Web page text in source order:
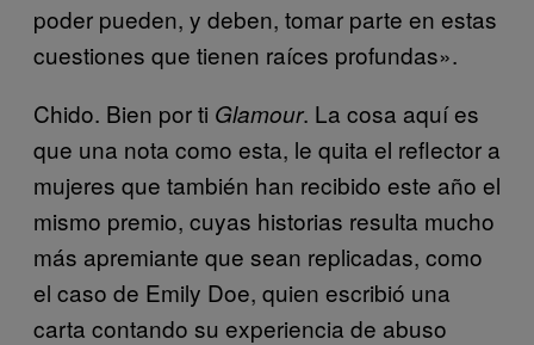
poder pueden, y deben, tomar parte en estas
cuestiones que tienen raíces profundas».
​Chido. Bien por ti Glamour. La cosa aquí es
que una nota como esta, le quita el reflector a
mujeres que también han recibido este año el
mismo premio, cuyas historias resulta mucho
más apremiante que sean replicadas, como
el caso de Emily Doe, quien escribió una
carta contando su experiencia de abuso